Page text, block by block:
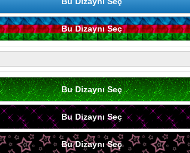
Bu Dizaynı Seç
Bu Dizaynı Seç
Bu Dizaynı Seç
Bu Dizaynı Seç